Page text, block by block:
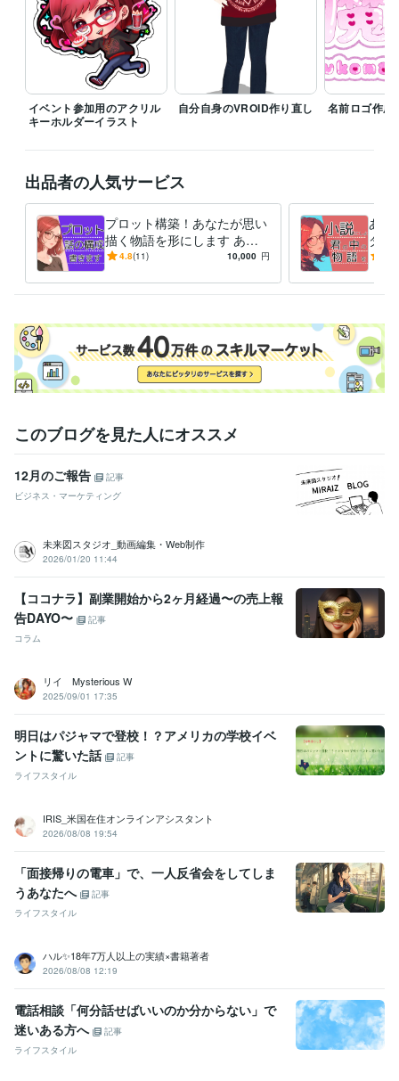
イベント参加用のアクリル
キーホルダーイラスト
自分自身のVROID作り直し 名前ロゴ作成
出品者の人気サービス
プロット構築！あなたが思い
描く物語を形にします あな
たのイメージを文章で筋立て
よう
4.8(11) 10,000 円
あな
ダー
分の
このブログを見た人にオススメ
12月のご報告
記事
ビジネス・マーケティング
未来図スタジオ_動画編集・Web制作
2026/01/20 11:44
【ココナラ】副業開始から2ヶ月経過〜の売上報
告DAYO〜
記事
コラム
リイ Mysterious W
2025/09/01 17:35
明日はパジャマで登校！？アメリカの学校イベ
ントに驚いた話
記事
ライフスタイル
IRIS_米国在住オンラインアシスタント
2026/08/08 19:54
「面接帰りの電車」で、一人反省会をしてしま
うあなたへ
記事
ライフスタイル
ハル✨18年7万人以上の実績×書籍著者
2026/08/08 12:19
電話相談「何分話せばいいのか分からない」で
迷いある方へ
記事
ライフスタイル